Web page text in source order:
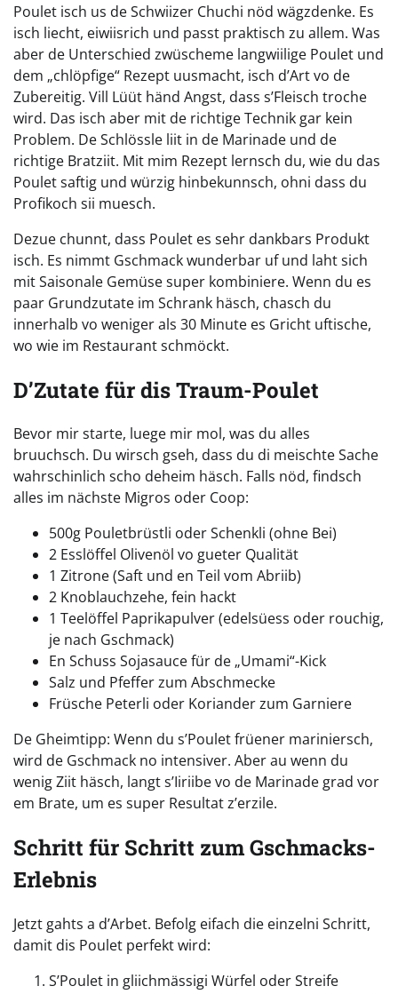
Poulet isch us de Schwiizer Chuchi nöd wägzdenke. Es
isch liecht, eiwiisrich und passt praktisch zu allem. Was
aber de Unterschied zwüscheme langwiilige Poulet und
dem „chlöpfige“ Rezept uusmacht, isch d’Art vo de
Zubereitig. Vill Lüüt händ Angst, dass s’Fleisch troche
wird. Das isch aber mit de richtige Technik gar kein
Problem. De Schlössle liit in de Marinade und de
richtige Bratziit. Mit mim Rezept lernsch du, wie du das
Poulet saftig und würzig hinbekunnsch, ohni dass du
Profikoch sii muesch.
Dezue chunnt, dass Poulet es sehr dankbars Produkt
isch. Es nimmt Gschmack wunderbar uf und laht sich
mit Saisonale Gemüse super kombiniere. Wenn du es
paar Grundzutate im Schrank häsch, chasch du
innerhalb vo weniger als 30 Minute es Gricht uftische,
wo wie im Restaurant schmöckt.
D’Zutate für dis Traum-Poulet
Bevor mir starte, luege mir mol, was du alles
bruuchsch. Du wirsch gseh, dass du di meischte Sache
wahrschinlich scho deheim häsch. Falls nöd, findsch
alles im nächste Migros oder Coop:
500g Pouletbrüstli oder Schenkli (ohne Bei)
2 Esslöffel Olivenöl vo gueter Qualität
1 Zitrone (Saft und en Teil vom Abriib)
2 Knoblauchzehe, fein hackt
1 Teelöffel Paprikapulver (edelsüess oder rouchig,
je nach Gschmack)
En Schuss Sojasauce für de „Umami“-Kick
Salz und Pfeffer zum Abschmecke
Früsche Peterli oder Koriander zum Garniere
De Gheimtipp: Wenn du s’Poulet früener mariniersch,
wird de Gschmack no intensiver. Aber au wenn du
wenig Ziit häsch, langt s’Iiriibe vo de Marinade grad vor
em Brate, um es super Resultat z’erzile.
Schritt für Schritt zum Gschmacks-
Erlebnis
Jetzt gahts a d’Arbet. Befolg eifach die einzelni Schritt,
damit dis Poulet perfekt wird:
S’Poulet in gliichmässigi Würfel oder Streife